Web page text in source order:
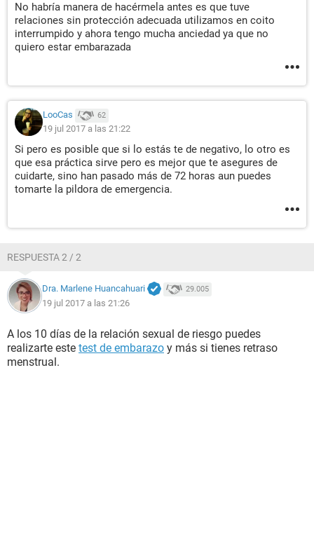
No habría manera de hacérmela antes es que tuve
relaciones sin protección adecuada utilizamos en coito
interrumpido y ahora tengo mucha anciedad ya que no
quiero estar embarazada
LooCas 62
19 jul 2017 a las 21:22
Si pero es posible que si lo estás te de negativo, lo otro es
que esa práctica sirve pero es mejor que te asegures de
cuidarte, sino han pasado más de 72 horas aun puedes
tomarte la pildora de emergencia.
RESPUESTA 2 / 2
Dra. Marlene Huancahuari 29.005
19 jul 2017 a las 21:26
A los 10 días de la relación sexual de riesgo puedes
realizarte este test de embarazo y más si tienes retraso
menstrual.